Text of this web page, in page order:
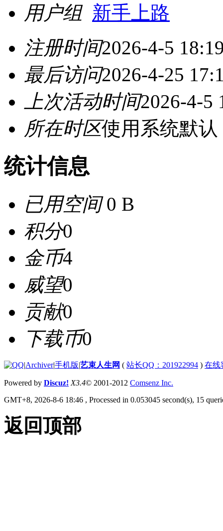
用户组 新手上路
注册时间2026-4-5
最后访问2026-4-25
上次活动时间2026-4-5
所在时区使用系统默认
统计信息
已用空间0 B
积分0
金币4
威望0
贡献0
下载币0
|Archiver|手机版|艺束人生网 ( 站长QQ：201922994 ) 在线
Powered by Discuz! X3.4© 2001-2012 Comsenz Inc.
GMT+8, 2026-8-6 18:46 , Processed in 0.053045 second(s), 15
返回顶部